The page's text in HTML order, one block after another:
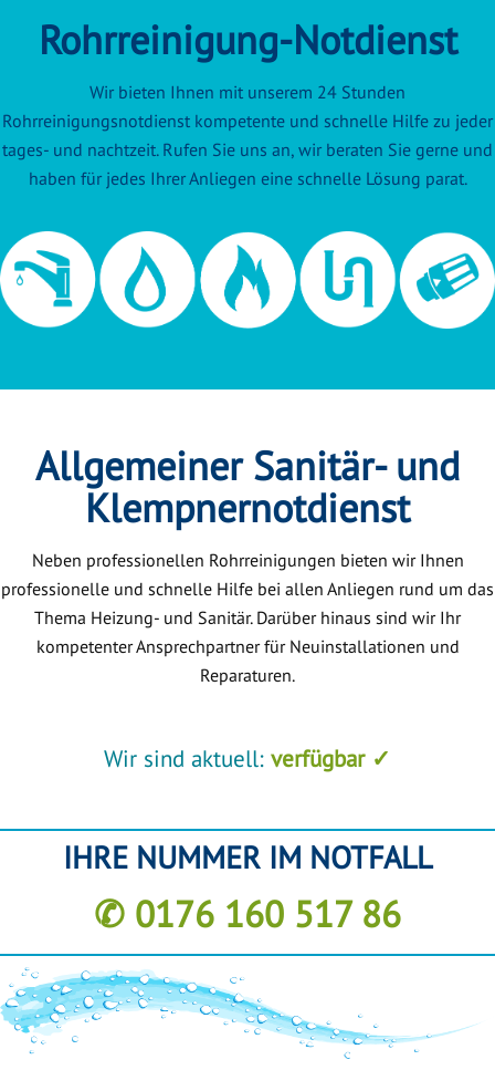
Rohrreinigung-Notdienst
Wir bieten Ihnen mit unserem 24 Stunden
Rohrreinigungsnotdienst kompetente und schnelle Hilfe zu jeder
tages- und nachtzeit. Rufen Sie uns an, wir beraten Sie gerne und
haben für jedes Ihrer Anliegen eine schnelle Lösung parat.
Allgemeiner Sanitär- und
Klempnernotdienst
Neben professionellen Rohrreinigungen bieten wir Ihnen
professionelle und schnelle Hilfe bei allen Anliegen rund um das
Thema Heizung- und Sanitär. Darüber hinaus sind wir Ihr
kompetenter Ansprechpartner für Neuinstallationen und
Reparaturen.
Wir sind aktuell: verfügbar ✓
IHRE NUMMER IM NOTFALL
✆ 0176 160 517 86